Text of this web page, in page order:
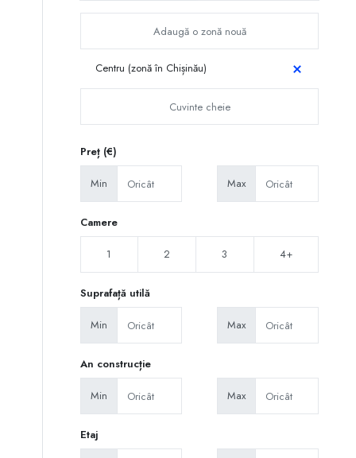
Centru (zonă în Chișinău)
Preț (€)
Min Max
Camere
1 2 3 4+
Suprafață utilă
Min Max
An construcție
Min Max
Etaj